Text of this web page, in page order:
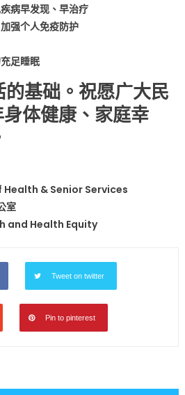
病早发现、早治疗
强个人免疫防护
足睡眠
基础。祝愿广大民
体健康、家庭幸
& Senior Services
室
and Health Equity
Tweet on twitter
Pin to pinterest